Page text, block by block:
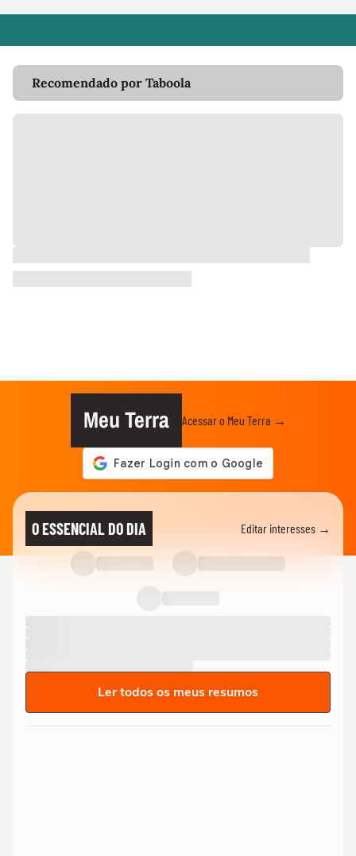
Recomendado por Taboola
Meu Terra Acessar o Meu Terra →
O ESSENCIAL DO DIA Editar interesses →
Ler todos os meus resumos